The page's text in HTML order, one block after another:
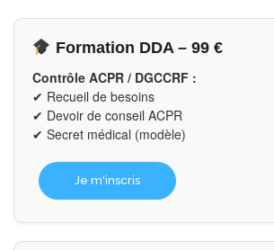
Formation DDA – 99 €
Contrôle ACPR / DGCCRF :
✔ Recueil de besoins
✔ Devoir de conseil ACPR
✔ Secret médical (modèle)
Je m'inscris